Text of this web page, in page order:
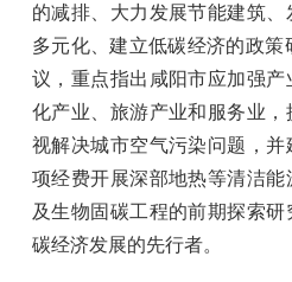
的减排、大力发展节能建筑
多元化、建立低碳经济的政
议，重点指出咸阳市应加强
化产业、旅游产业和服务业
视解决城市空气污染问题，
项经费开展深部地热等清洁
及生物固碳工程的前期探索
碳经济发展的先行者。